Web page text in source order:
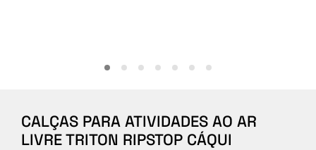
SOBRE NÓS
CALÇAS PARA ATIVIDADES AO AR
LIVRE TRITON RIPSTOP CÁQUI